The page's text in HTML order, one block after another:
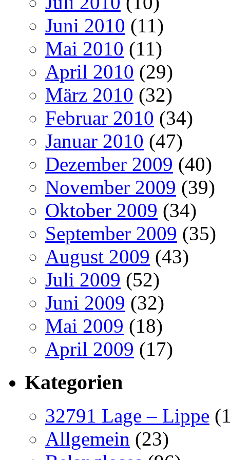
Juni 2010 (11)
Mai 2010 (11)
April 2010 (29)
März 2010 (32)
Februar 2010 (34)
Januar 2010 (47)
Dezember 2009 (40)
November 2009 (39)
Oktober 2009 (34)
September 2009 (35)
August 2009 (43)
Juli 2009 (52)
Juni 2009 (32)
Mai 2009 (18)
April 2009 (17)
Kategorien
32791 Lage – Lippe
Allgemein (23)